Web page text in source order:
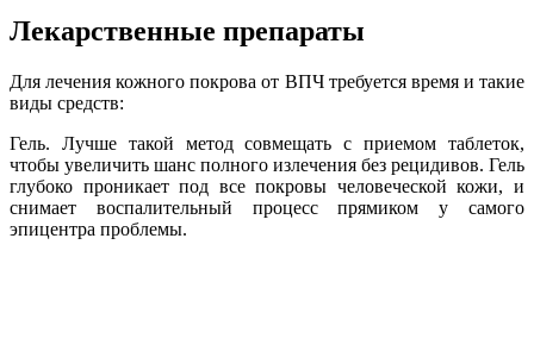
Лекарственные препараты
Для лечения кожного покрова от ВПЧ требуется время и такие
виды средств:
Гель. Лучше такой метод совмещать с приемом таблеток,
чтобы увеличить шанс полного излечения без рецидивов. Гель
глубоко проникает под все покровы человеческой кожи, и
снимает воспалительный процесс прямиком у самого
эпицентра проблемы.